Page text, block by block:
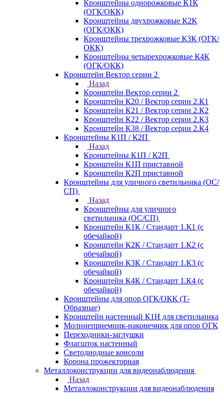
Кронштейны однорожковые К1К
(ОГК/ОКК)
Кронштейны двухрожковые К2К
(ОГК/ОКК)
Кронштейны трехрожковые К3К (ОГК/
ОКК)
Кронштейны четырехрожковые К4К
(ОГК/ОКК)
Кронштейн Вектор серии 2
Назад
Кронштейн Вектор серии 2
Кронштейн К20 / Вектор серии 2.К1
Кронштейн К21 / Вектор серии 2.К2
Кронштейн К22 / Вектор серии 2.К3
Кронштейн К38 / Вектор серии 2.К4
Кронштейны К1П / К2П
Назад
Кронштейны К1П / К2П
Кронштейн К1П приставной
Кронштейн К2П приставной
Кронштейны для уличного светильника (ОС/
СП)
Назад
Кронштейны для уличного
светильника (ОС/СП)
Кронштейн К1К / Стандарт 1.К1 (с
обечайкой)
Кронштейн К2К / Стандарт 1.К2 (с
обечайкой)
Кронштейн К3К / Стандарт 1.К3 (с
обечайкой)
Кронштейн К4К / Стандарт 1.К4 (с
обечайкой)
Кронштейны для опор ОГК/ОКК (Т-
Образные)
Кронштейн настенный К1Н для светильника
Молниеприемник-наконечник для опор ОГК
Переходники-заглушки
Флагшток настенный
Светодиодные консоли
Корона прожекторная
Металлоконструкции для видеонаблюдения
Назад
Металлоконструкции для видеонаблюдения